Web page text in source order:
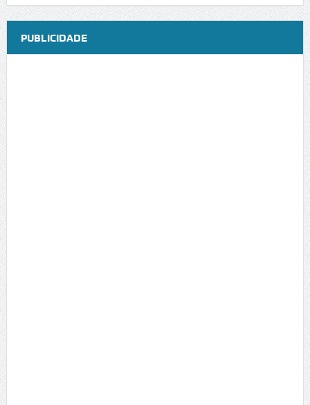
PUBLICIDADE